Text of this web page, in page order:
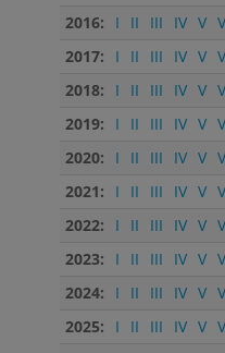
2016:
I II III IV V
2017:
I II III IV V
2018:
I II III IV V
2019:
I II III IV V
2020:
I II III IV V
2021:
I II III IV V
2022:
I II III IV V
2023:
I II III IV V
2024:
I II III IV V
2025:
I II III IV V